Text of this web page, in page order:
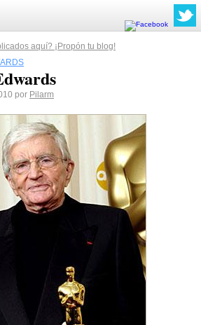
aquí? ¡Propón tu blog!
por Pilarm